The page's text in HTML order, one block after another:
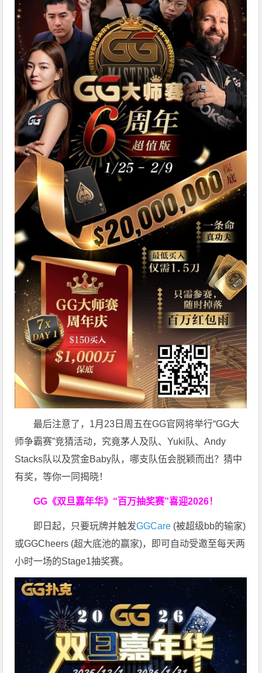
最后注意了，1月23日周五在GG官网将举行“GG大
师争霸赛”竞猜活动，究竟茅人及队、Yuki队、Andy
Stacks队以及赏金Baby队，哪支队伍会脱颖而出？猜中
有奖，等你一同揭晓！
GG《双旦嘉年华》 “百万抽奖赛”喜迎2026！
即日起，只要玩牌并触发GGCare (被超级bb的输家)
或GGCheers (超大底池的赢家)，即可自动受邀至每天两
小时一场的Stage1抽奖赛。